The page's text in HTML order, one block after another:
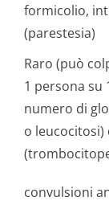
formicolio,
(parestesia)
Raro (può
1 persona su
numero di
o
convulsioni